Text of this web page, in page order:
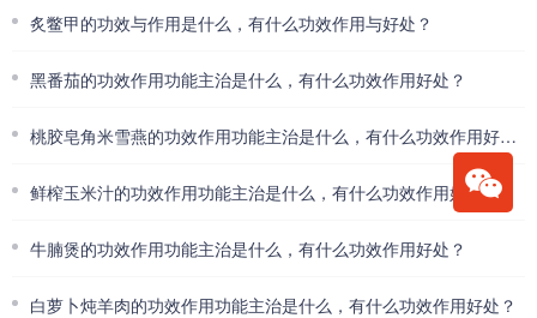
炙鳖甲的功效与作用是什么，有什么功效作用与好处？
黑番茄的功效作用功能主治是什么，有什么功效作用好处？
桃胶皂角米雪燕的功效作用功能主治是什么，有什么功效作用好处？
鲜榨玉米汁的功效作用功能主治是什么，有什么功效作用好处？
牛腩煲的功效作用功能主治是什么，有什么功效作用好处？
白萝卜炖羊肉的功效作用功能主治是什么，有什么功效作用好处？